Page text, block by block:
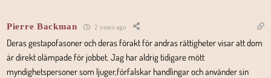
Pierre Backman 2 years ago
Deras gestapofasoner och deras förakt för andras rättigheter visar att dom
är direkt olämpade för jobbet. Jag har aldrig tidigare mött
myndighetspersoner som ljuger,förfalskar handlingar och använder sin